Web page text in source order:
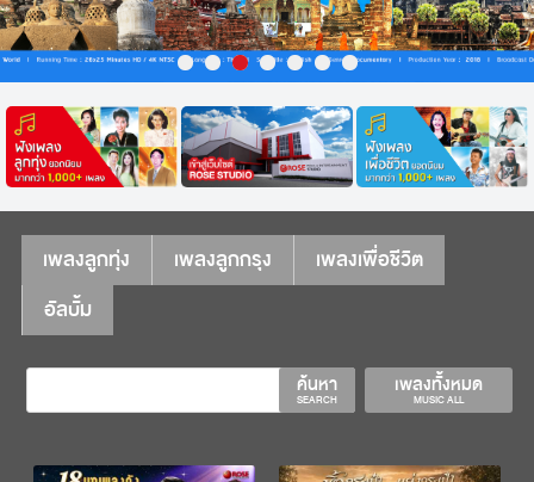
เพลงลูกทุ่ง เพลงลูกกรุง
เพลงเพื่อชีวิต
อัลบั้ม
เพลงทั้งหมด
MUSIC ALL
ค้นหา
SEARCH